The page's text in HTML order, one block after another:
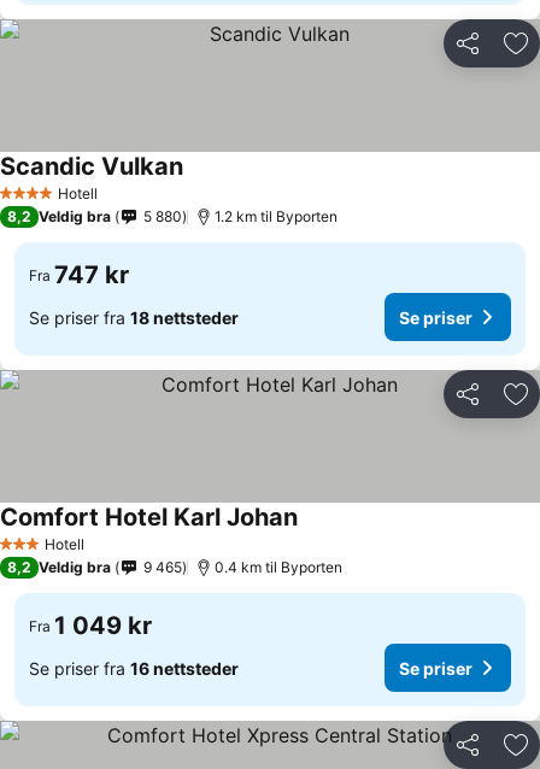
Del
4 StjernerHotell
Scandic Vulkan
8,2 Veldig bra 5 880 1.2 km til Byporten
Fra 747 kr
Se priser fra 18 nettsteder Se priser
Del
3 StjernerHotell
Comfort Hotel Karl Johan
8,2 Veldig bra 9 465 0.4 km til Byporten
Fra 1 049 kr
Se priser fra 16 nettsteder Se priser
Del